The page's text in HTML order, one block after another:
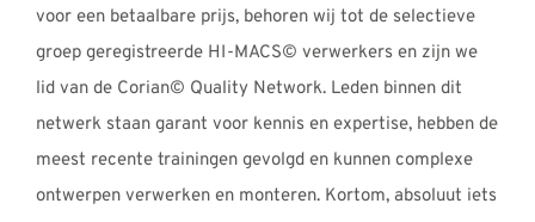
voor een betaalbare prijs, behoren wij tot de selectieve
groep geregistreerde HI-MACS© verwerkers en zijn we
lid van de Corian© Quality Network. Leden binnen dit
netwerk staan garant voor kennis en expertise, hebben de
meest recente trainingen gevolgd en kunnen complexe
ontwerpen verwerken en monteren. Kortom, absoluut iets